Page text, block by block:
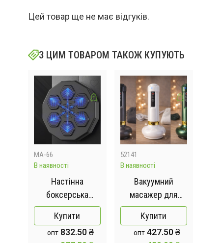
Цей товар ще не має відгуків.
З ЦИМ ТОВАРОМ ТАКОЖ КУПУЮТЬ
MА-66
В наявності
Настінна
боксерська
мішень 40х40х7, 5
см. Інтерактивна
мішень для боксу
Купити
опт832.50 ₴
52141
В наявності
Вакуумний
масажер для
коригування
фігури та
антицелюлітного
Купити
опт427.50 ₴